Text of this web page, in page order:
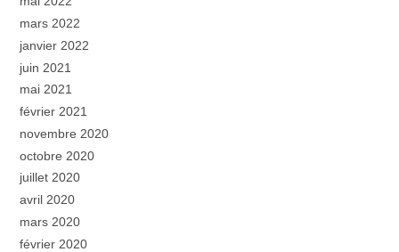
mars 2022
janvier 2022
juin 2021
mai 2021
février 2021
novembre 2020
octobre 2020
juillet 2020
avril 2020
mars 2020
février 2020